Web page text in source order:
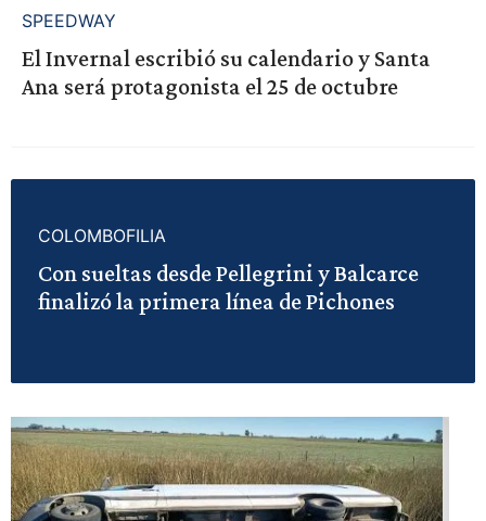
SPEEDWAY
El Invernal escribió su calendario y Santa
Ana será protagonista el 25 de octubre
COLOMBOFILIA
Con sueltas desde Pellegrini y Balcarce
finalizó la primera línea de Pichones